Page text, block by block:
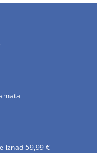
iznad 59,99 €